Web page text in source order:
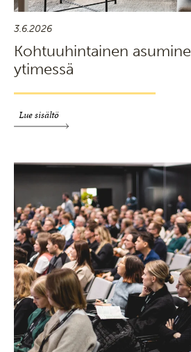
3.6.2026
Kohtuuhintainen
ytimessä
Lue sisältö